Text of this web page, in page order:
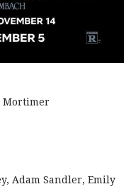
Mortimer
Adam Sandler, Emily